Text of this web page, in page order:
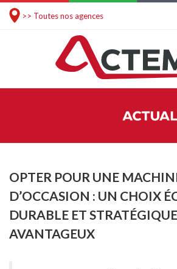
>> Toutes nos agences
OPTER POUR UNE
D’OCCASION : UN CHOIX
DURABLE ET
AVANTAGEUX